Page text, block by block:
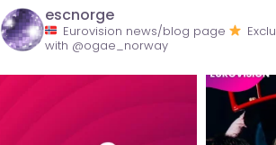
escnorge
Eurovision news/blog page
with @ogae_norway